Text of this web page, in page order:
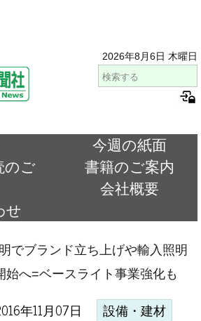
2026年8月6日 木曜日
今週の紙面
のご
書籍のご案内
会社概要
せ
でブランド立ち上げや輸入照明
始へ=ベースライト事業強化も
年11月07日 設備・建材